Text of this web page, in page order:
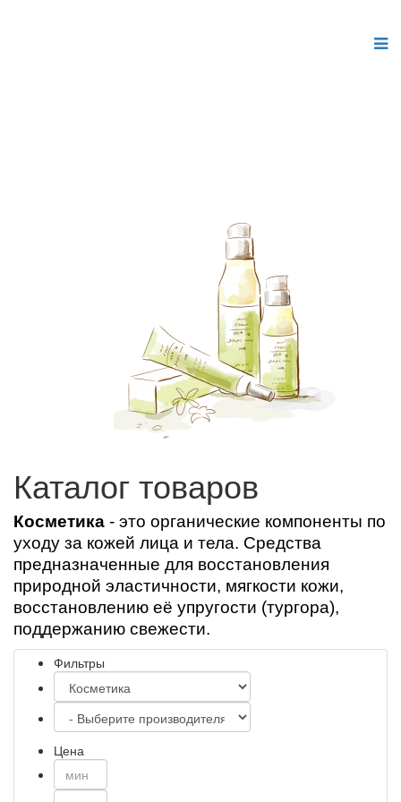
Каталог товаров
Косметика - это органические компоненты по
уходу за кожей лица и тела. Средства
предназначенные для восстановления
природной эластичности, мягкости кожи,
восстановлению её упругости (тургора),
поддержанию свежести.
Фильтры
Цена